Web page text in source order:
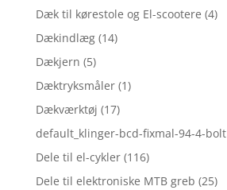
Dæk til kørestole og El-scootere (4)
Dækindlæg (14)
Dækjern (5)
Dæktryksmåler (1)
Dækværktøj (17)
default_klinger-bcd-fixmal-94-4-bolt
Dele til el-cykler (116)
Dele til elektroniske MTB greb (25)